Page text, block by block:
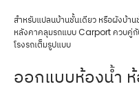
สำหรับแปลนบ้านชั้นเดียว หรือผังบ้
หลังคาคลุมรถแบบ Carport ควบคู่กั
โรงรถเต็มรูปแบบ
ออกแบบห้องน้ำ